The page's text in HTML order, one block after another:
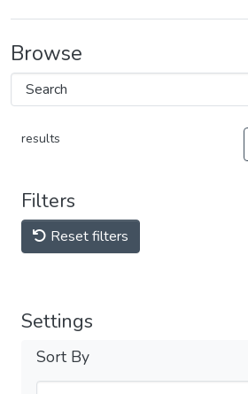
Browse
results
Filters
Reset filters
Settings
Sort By